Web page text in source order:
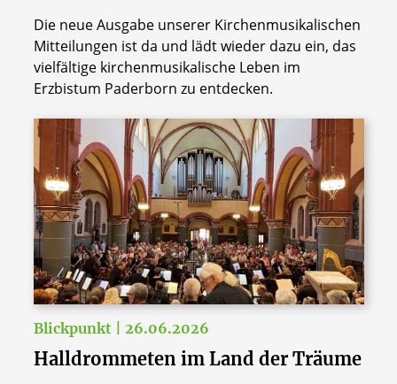
Die neue Ausgabe unserer Kirchenmusikalischen
Mitteilungen ist da und lädt wieder dazu ein, das
vielfältige kirchenmusikalische Leben im
Erzbistum Paderborn zu entdecken.
Blickpunkt | 26.06.2026
Halldrommeten im Land der Träume